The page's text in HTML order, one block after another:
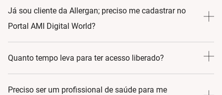
Já sou cliente da Allergan; preciso me cadastrar no
Portal AMI Digital World?
Sim! Ao se inscrever no AMI Digital World, você assume
profissional. Assim, ao se cadastrar no portal podemos
Quanto tempo leva para ter acesso liberado?
24-48 horas
Preciso ser um profissional de saúde para me